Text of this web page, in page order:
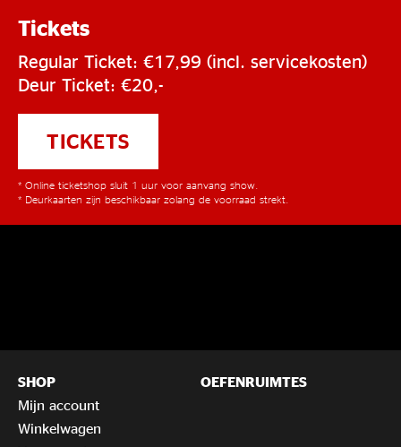
Tickets
Regular Ticket: €17,99 (incl. servicekosten)
Deur Ticket: €20,-
TICKETS
* Online ticketshop sluit 1 uur voor aanvang show.
* Deurkaarten zijn beschikbaar zolang de voorraad strekt.
SHOP
Mijn account
Winkelwagen
OEFENRUIMTES